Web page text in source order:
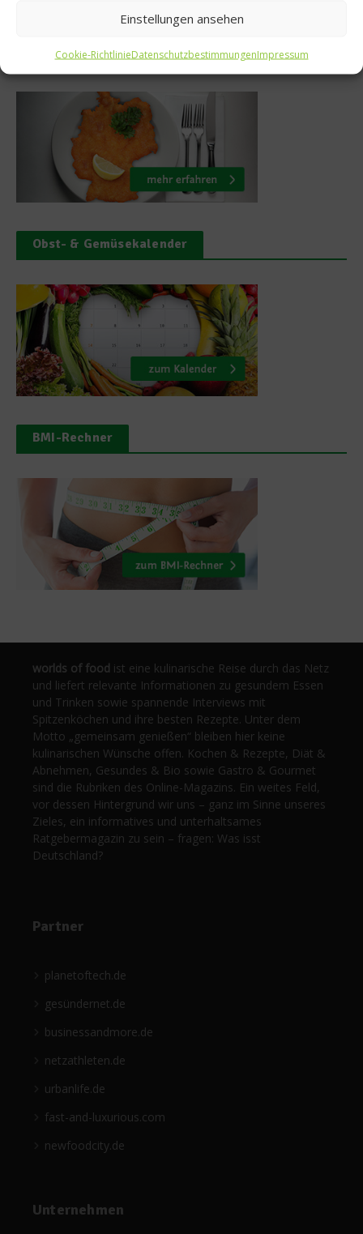
Einstellungen ansehen
Cookie-RichtlinieDatenschutzbestimmungenImpressum
Was isst Deutschland
Obst- & Gemüsekalender
BMI-Rechner
worlds of food ist eine kulinarische Reise durch das Netz
und liefert relevante Informationen zu gesundem Essen
und Trinken sowie spannende Interviews mit
Spitzenköchen und ihre besten Rezepte. Unter dem
Motto „gemeinsam genießen“ bleiben hier keine
kulinarischen Wünsche offen. Kochen & Rezepte, Diät &
Abnehmen, Gesundes & Bio sowie Gastro & Gourmet
sind die Rubriken des Online-Magazins. Ein weites Feld,
vor dessen Hintergrund wir uns – ganz im Sinne unseres
Zieles, ein informatives und unterhaltsames
Ratgebermagazin zu sein – fragen: Was isst
Deutschland?
Partner
planetoftech.de
gesündernet.de
businessandmore.de
netzathleten.de
urbanlife.de
fast-and-luxurious.com
newfoodcity.de
Unternehmen